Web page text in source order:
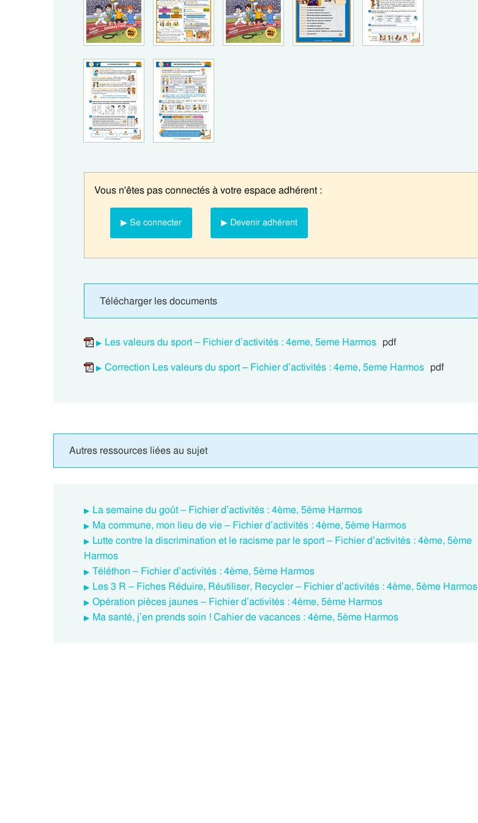
Vous n'êtes pas connectés à votre espace adhérent :
▶ Se connecter ▶ Devenir adhérent
Télécharger les documents
Les valeurs du sport – Fichier d’activités : 4eme, 5eme Harmos pdf
Correction Les valeurs du sport – Fichier d’activités : 4eme, 5eme Harmos pdf
Autres ressources liées au sujet
La semaine du goût – Fichier d’activités : 4ème, 5ème Harmos
Ma commune, mon lieu de vie – Fichier d’activités : 4ème, 5ème Harmos
Lutte contre la discrimination et le racisme par le sport – Fichier d’activités : 4ème, 5ème
Harmos
Téléthon – Fichier d’activités : 4ème, 5ème Harmos
Les 3 R – Fiches Réduire, Réutiliser, Recycler – Fichier d’activités : 4ème, 5ème Harmos
Opération pièces jaunes – Fichier d’activités : 4ème, 5ème Harmos
Ma santé, j’en prends soin ! Cahier de vacances : 4ème, 5ème Harmos